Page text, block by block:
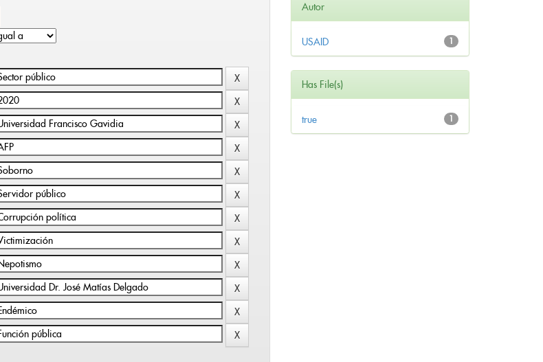
Autor
1
USAID
Has File(s)
1
true